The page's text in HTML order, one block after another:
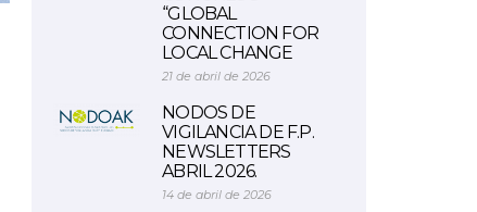
“GLOBAL
CONNECTION FOR
LOCAL CHANGE
21 de abril de 2026
NODOS DE
VIGILANCIA DE F.P.
NEWSLETTERS
ABRIL 2026.
14 de abril de 2026